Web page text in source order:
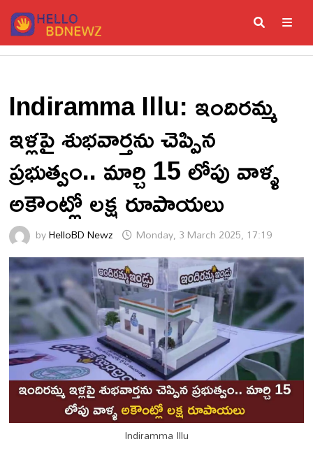
Skip
to
content
Indiramma Illu: ఇందిరమ్మ
ఇళ్లపై శుభవార్తను చెప్పిన
ప్రభుత్వం.. మార్చి 15 లోపు వాళ్ళ
అకౌంట్లో లక్ష రూపాయలు
byHelloBD Newz Monday, 3 March 2025, 17:19
Indiramma Illu